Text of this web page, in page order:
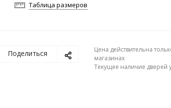
Таблица размеров
Поделиться
Цена действительна
магазинах
Текущее наличие дверей